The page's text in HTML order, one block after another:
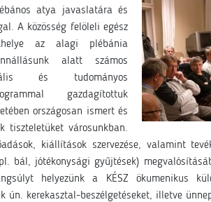
atya javaslatára és
A közösség felöleli egész
az alagi plébánia
alatt számos
és tudományos
gazdagítottuk
országosan ismert és
tiszteletüket városunkban.
kiállítások szervezése, valamint
bál, jótékonysági gyűjtések)
helyezünk a KÉSZ ökumenikus
ún. kerekasztal-beszélgetéseket, illetve